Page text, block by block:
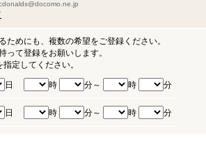
めにも、複数の希望をご登録ください。
て登録をお願いします。
定してください。
日 時 分～ 時 分
日 時 分～ 時 分